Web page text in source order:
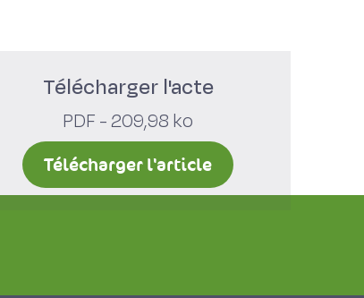
Télécharger l'acte
PDF - 209,98 ko
Télécharger l'article